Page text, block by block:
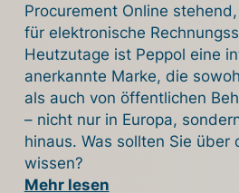
Procurement Online
für elektronische
Heutzutage ist Peppol eine
anerkannte Marke, die
als auch von öffentlichen
– nicht nur in Europa,
hinaus. Was sollten Sie über
wissen?
Mehr lesen